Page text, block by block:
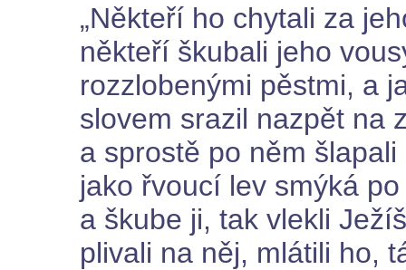
„Někteří ho chytali za
někteří škubali jeho
rozzlobenými pěstmi, a
slovem srazil nazpět na
a sprostě po něm
jako řvoucí lev smýká
a škube ji, tak vlekli
plivali na něj, mlátili ho,